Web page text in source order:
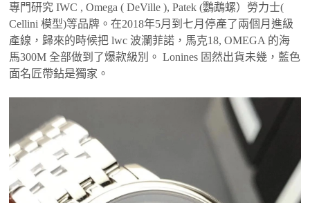
專門研究 IWC , Omega ( DeVille ), Patek (鸚鵡螺）勞力士(
Cellini 模型)等品牌。在2018年5月到七月停產了兩個月進級
產線，歸來的時候把 lwc 波瀾菲諾，馬克18, OMEGA 的海
馬300M 全部做到了爆款級別。 Lonines 固然出貨未幾，藍色
面名匠帶鉆是獨家。